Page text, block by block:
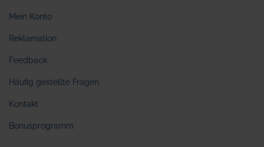
Mein Konto
Reklamation
Feedback
Häufig gestellte Fragen
Kontakt
Bonusprogramm